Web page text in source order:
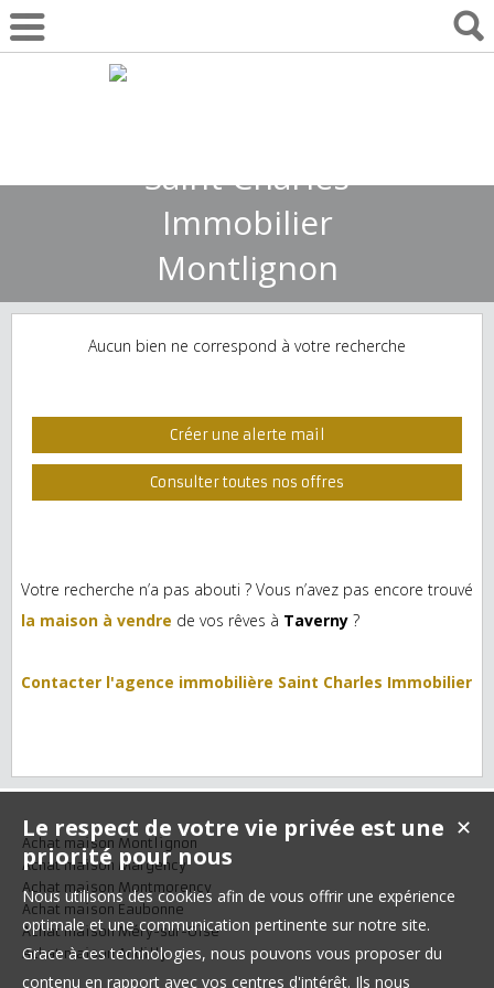
Aucun bien ne correspond à votre recherche
Créer une alerte mail
Consulter toutes nos offres
Votre recherche n’a pas abouti ? Vous n’avez pas encore trouvé
la maison à vendre de vos rêves à Taverny ?
Contacter l'agence immobilière Saint Charles Immobilier
Achat maison Montlignon
Achat maison Margency
Achat maison Montmorency
Achat maison Eaubonne
Achat maison Méry-sur-Oise
Achat maison Andilly
✕
Le respect de votre vie privée est une
priorité pour nous
Nous utilisons des cookies afin de vous offrir une expérience
optimale et une communication pertinente sur notre site.
Grace à ces technologies, nous pouvons vous proposer du
contenu en rapport avec vos centres d'intérêt. Ils nous